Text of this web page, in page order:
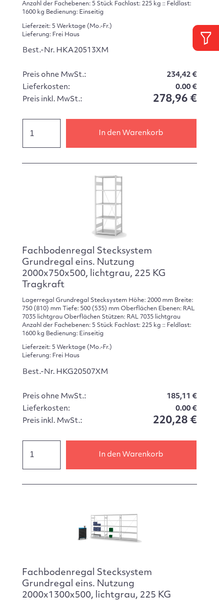
Anzahl der Fachebenen: 5 Stück Fachlast: 225 kg :: Feldlast:
1600 kg Bedienung: Einseitig
Lieferzeit: 5 Werktage (Mo.-Fr.)
Lieferung: Frei Haus
Best.-Nr. HKA20513XM
Preis ohne MwSt.:
234,42 €
Lieferkosten:
0.00 €
Preis inkl. MwSt.:
278,96 €
In den Warenkorb
Fachbodenregal Stecksystem
Grundregal eins. Nutzung
2000x750x500, lichtgrau, 225 KG
Tragkraft
Lagerregal Grundregal Stecksystem Höhe: 2000 mm Breite:
750 (810) mm Tiefe: 500 (535) mm Oberflächen Ebenen: RAL
7035 lichtgrau Oberflächen Stützen: RAL 7035 lichtgrau
Anzahl der Fachebenen: 5 Stück Fachlast: 225 kg :: Feldlast:
1600 kg Bedienung: Einseitig
Lieferzeit: 5 Werktage (Mo.-Fr.)
Lieferung: Frei Haus
Best.-Nr. HKG20507XM
Preis ohne MwSt.:
185,11 €
Lieferkosten:
0.00 €
Preis inkl. MwSt.:
220,28 €
In den Warenkorb
Fachbodenregal Stecksystem
Grundregal eins. Nutzung
2000x1300x500, lichtgrau, 225 KG